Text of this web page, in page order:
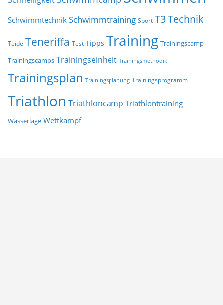
Schwimmtechnik Schwimmtraining Sport T3Technik
Teide Teneriffa Test Tipps Training Trainingscamp
Trainingscamps Trainingseinheit Trainingsmethodik
Trainingsplan Trainingsplanung Trainingsprogramm
Triathlon Triathloncamp Triathlontraining
Wasserlage Wettkampf